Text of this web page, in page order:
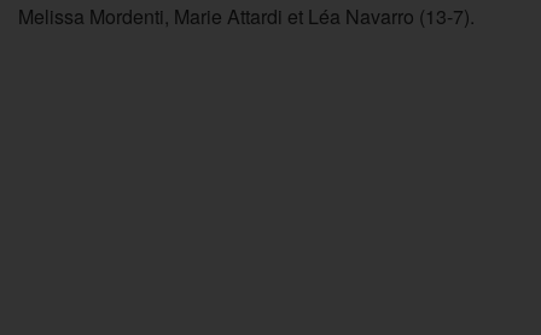
Melissa Mordenti, Marie Attardi et Léa Navarro (13-7).